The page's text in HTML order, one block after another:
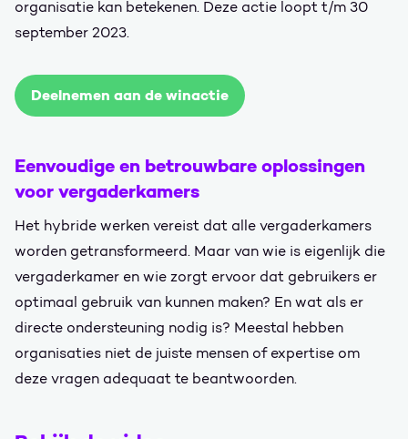
organisatie kan betekenen. Deze actie loopt t/m 30
september 2023.
Deelnemen aan de winactie
Eenvoudige en betrouwbare oplossingen
voor vergaderkamers
Het hybride werken vereist dat alle vergaderkamers
worden getransformeerd. Maar van wie is eigenlijk die
vergaderkamer en wie zorgt ervoor dat gebruikers er
optimaal gebruik van kunnen maken? En wat als er
directe ondersteuning nodig is? Meestal hebben
organisaties niet de juiste mensen of expertise om
deze vragen adequaat te beantwoorden.